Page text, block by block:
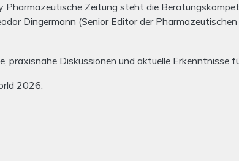
Pharmazeutische Zeitung steht die
Dingermann (Senior Editor der
praxisnahe Diskussionen und aktuelle
2026: